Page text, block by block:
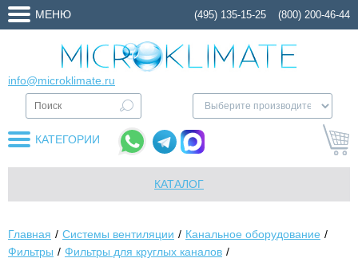
МЕНЮ (495) 135-15-25 (800) 200-46-44
info@microklimate.ru
КАТЕГОРИИ
КАТАЛОГ
Главная Системы вентиляции
Канальное оборудование
Фильтры
Фильтры для круглых каналов